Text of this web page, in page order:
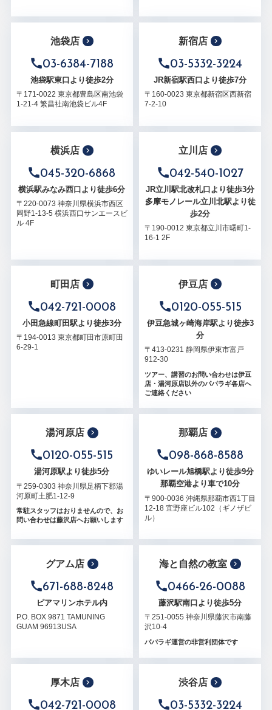
池袋店
03-6384-7188
池袋駅東口より徒歩2分
〒171-0022 東京都豊島区南池袋
1-21-4 繁昌社南池袋ビル4F
新宿店
03-5332-3224
JR新宿駅西口より徒歩7分
〒160-0023 東京都新宿区西新宿
7-2-10
横浜店
045-320-6868
横浜駅みなみ西口より徒歩6分
〒220-0073 神奈川県横浜市西区
岡野1-13-5 横浜西口サンエースビ
ル 4F
立川店
042-540-1027
JR立川駅北改札口より徒歩3分
多摩モノレール立川北駅より徒
歩2分
〒190-0012 東京都立川市曙町1-
16-1 2F
町田店
042-721-0008
小田急線町田駅より徒歩3分
〒194-0013 東京都町田市原町田
6-29-1
伊豆店
0120-055-515
伊豆急城ヶ崎海岸駅より徒歩3
分
〒413-0231 静岡県伊東市富戸
912-30
ツアー、講習のお問い合わせは伊豆
店・湯河原店以外のパパラギ各店へ
ご連絡ください
湯河原店
0120-055-515
湯河原駅より徒歩5分
〒259-0303 神奈川県足柄下郡湯
河原町土肥1-12-9
常駐スタッフはおりませんので、お
問い合わせは藤沢店へお願いします
那覇店
098-868-8588
ゆいレール旭橋駅より徒歩9分
那覇空港より車で10分
〒900-0036 沖縄県那覇市西1丁目
12-18 宜野座ビル102（ギノザビ
ル）
グアム店
671-688-8248
ピアマリンホテル内
P.O. BOX 9871 TAMUNING
GUAM 96913USA
海と自然の教室
0466-26-0088
藤沢駅南口より徒歩5分
〒251-0055 神奈川県藤沢市南藤
沢10-4
パパラギ運営の非営利団体です
厚木店
042-721-0008
渋谷店
03-5332-3224